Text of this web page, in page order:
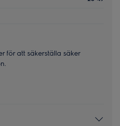
för att säkerställa säker